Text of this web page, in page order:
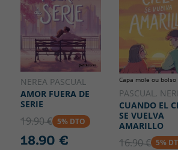
NEREA PASCUAL
AMOR FUERA DE
SERIE
19.90 € 5% DTO
18.90 €
Capa mole ou bolso
PASCUAL,
CUANDO EL
SE VUELVA
AMARILLO
16.90 € 5%